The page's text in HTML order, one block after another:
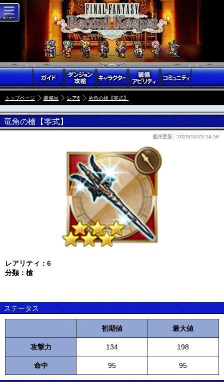
トップページ 装備品 レア6 竜角の槍【零式】
竜角の槍【零式】
最終更新 : 2020/10/23 14:58
レアリティ： 6
分類：槍
ステータス
初期値 最大値
攻撃力 134 198
命中 95 95